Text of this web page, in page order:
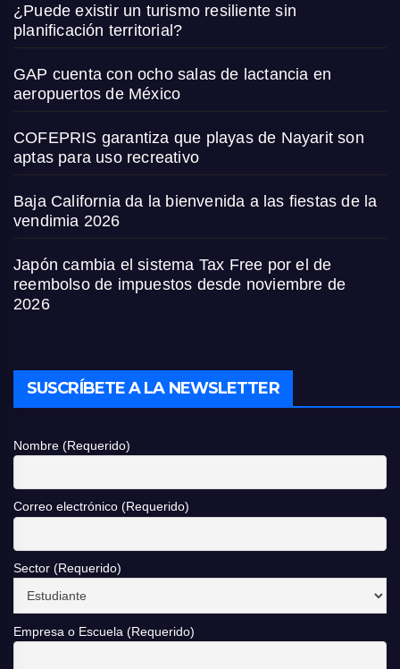
¿Puede existir un turismo resiliente sin
planificación territorial?
GAP cuenta con ocho salas de lactancia en
aeropuertos de México
COFEPRIS garantiza que playas de Nayarit son
aptas para uso recreativo
Baja California da la bienvenida a las fiestas de la
vendimia 2026
Japón cambia el sistema Tax Free por el de
reembolso de impuestos desde noviembre de
2026
SUSCRÍBETE A LA NEWSLETTER
Nombre (Requerido)
Correo electrónico (Requerido)
Sector (Requerido)
Empresa o Escuela (Requerido)